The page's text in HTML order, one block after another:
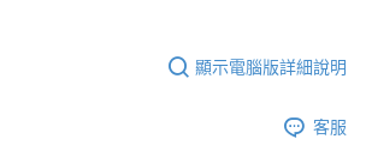
顯示電腦版詳細說明
客服